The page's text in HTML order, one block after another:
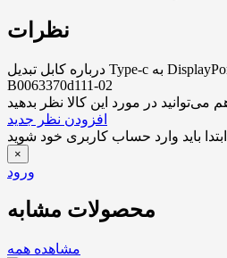
نظرات
درباره كابل تبدیل Type-c به DisplayPort باسئوس 8K مدل
B0063370d111-02
افزودن نظر جدید
ابتدا باید وارد حساب کاربری خود شوید
×
ورود
محصولات مشابه
مشاهده همه